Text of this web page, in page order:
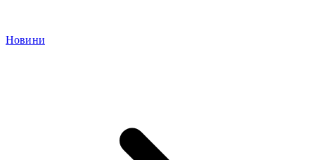
Новини